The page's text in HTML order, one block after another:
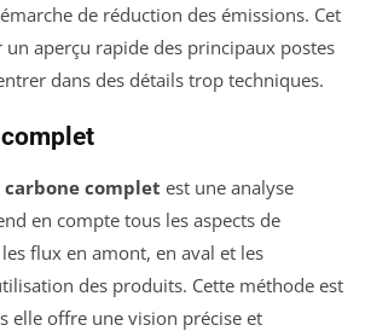
de réduction des émissions. Cet
aperçu rapide des principaux postes
dans des détails trop techniques.
complet est une analyse
en compte tous les aspects de
flux en amont, en aval et les
des produits. Cette méthode est
elle offre une vision précise et